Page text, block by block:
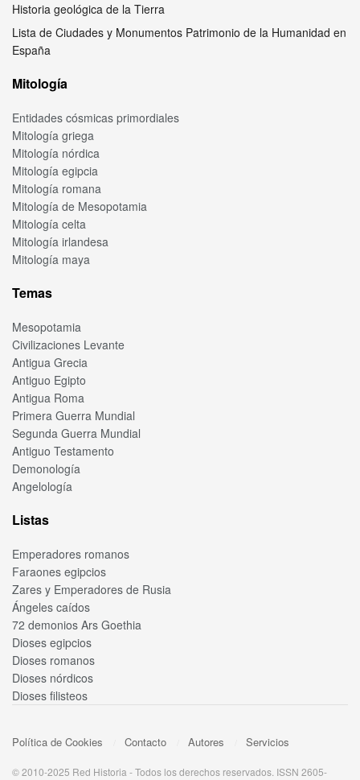
Historia geológica de la Tierra
Lista de Ciudades y Monumentos Patrimonio de la Humanidad en
España
Mitología
Entidades cósmicas primordiales
Mitología griega
Mitología nórdica
Mitología egipcia
Mitología romana
Mitología de Mesopotamia
Mitología celta
Mitología irlandesa
Mitología maya
Temas
Mesopotamia
Civilizaciones Levante
Antigua Grecia
Antiguo Egipto
Antigua Roma
Primera Guerra Mundial
Segunda Guerra Mundial
Antiguo Testamento
Demonología
Angelología
Listas
Emperadores romanos
Faraones egipcios
Zares y Emperadores de Rusia
Ángeles caídos
72 demonios Ars Goethia
Dioses egipcios
Dioses romanos
Dioses nórdicos
Dioses filisteos
Política de Cookies Contacto Autores Servicios
© 2010-2025 Red Historia - Todos los derechos reservados. ISSN 2605-